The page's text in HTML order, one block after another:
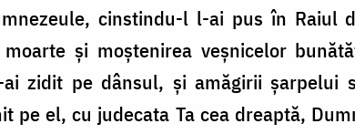
cinstindu-l l-ai pus în Raiul
și moștenirea veșnicelor
ai zidit pe dânsul, și amăgirii șarpelui
pe el, cu judecata Ta cea dreaptă,